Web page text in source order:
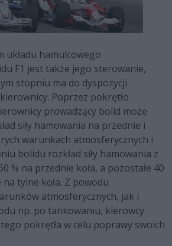
układu hamulcowego
F1 jest także jego sterowanie,
stopniu ma do dyspozycji
Poprzez pokrętło
prowadzący bolid może
siły hamowania na przednie i
warunkach atmosferycznych i
bolidu rozkład siły hamowania z
% na przednie koła, a pozostałe 40
tylne koła. Z powodu
atmosferycznych, jak i
np. po tankowaniu, kierowcy
pokrętła w celu poprawy swoich